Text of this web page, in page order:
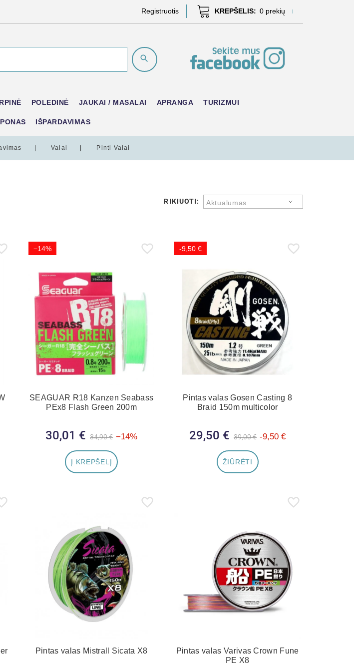
Registruotis KREPŠELIS: 0 prekių
POLEDINĖ JAUKAI / MASALAI APRANGA TURIZMUI
IŠPARDAVIMAS
Valai Pinti Valai
RIKIUOTI: Aktualumas
−14%
SEAGUAR R18 Kanzen Seabass
PEx8 Flash Green 200m
Bazinė kaina
34,90 € −14%
30,01 €
Į KREPŠELĮ
-9,50 €
Pintas valas Gosen Casting 8
Braid 150m multicolor
Bazinė kaina
39,00 € -9,50 €
29,50 €
ŽIŪRĖTI
Pintas valas Mistrall Sicata X8
Pintas valas Varivas Crown Fune
PE X8